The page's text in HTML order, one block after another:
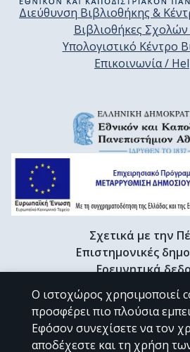
Διεύθυνση Βιβλιοθήκης &
Βιβλιοθήκες
Υπολογιστικό Κέντρο
Επικοινωνία /
Σχετικά με την
Επιστημονικές
Ερευνητικά
Διδακτορικές διατριβές &
Προφίλ
Ο ιστοχώρος χρησιμοποιεί
προσφέρει πιο πλούσια
Εφόσον συνεχίσετε να τον
αποδέχεστε και τη χρήση